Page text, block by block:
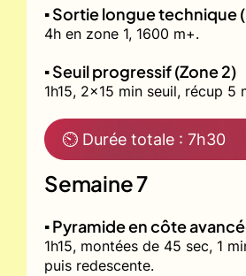
▪️ Sortie longue technique
4h en zone 1, 1600 m+.
▪️ Seuil progressif (Zone 2)
1h15, 2x15 min seuil, récup 5
⏲ Durée totale : 7h30
Semaine 7
▪️ Pyramide en côte
1h15, montées de 45 sec, 1
puis redescente.